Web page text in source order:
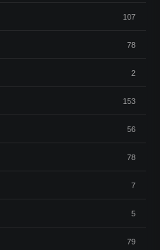
107
78
2
153
56
78
7
5
79